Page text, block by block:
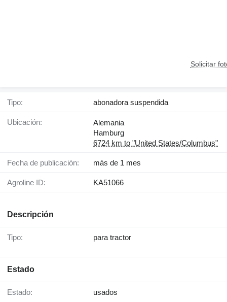
Solicitar
Tipo: abonadora suspendida
Ubicación:
Alemania
Hamburg
6724 km to "United States/Columbus"
Fecha de publicación: más de 1 mes
Agroline ID: KA51066
Descripción
Tipo: para tractor
Estado
Estado: usados